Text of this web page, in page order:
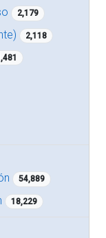
2,179
2,118
54,889
18,229